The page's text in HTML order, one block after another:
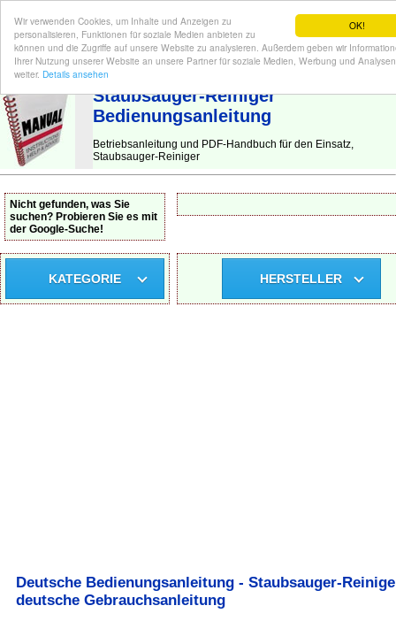
OK!
Wir verwenden Cookies, um Inhalte und Anzeigen zu
personalisieren, Funktionen für soziale Medien anbieten zu
können und die Zugriffe auf unsere Website zu analysieren. Außerdem geben wir
Ihrer Nutzung unserer Website an unsere Partner für soziale Medien, Werbung und Analysen
weiter. Details ansehen
BEDIENUNGSANLEITUNG | Hier finden Sie die deutsche Anleitung!
Staubsauger-Reiniger
Bedienungsanleitung
Betriebsanleitung und PDF-Handbuch für den Einsatz,
Staubsauger-Reiniger
Nicht gefunden, was Sie
suchen? Probieren Sie es mit
der Google-Suche!
KATEGORIE HERSTELLER
Deutsche Bedienungsanleitung - Staubsauger-
deutsche Gebrauchsanleitung